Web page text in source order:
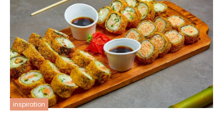
inspiration